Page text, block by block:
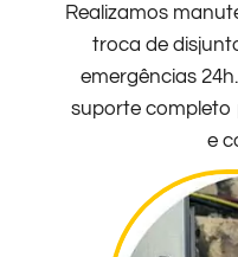
Realizamos
troca de
emergências
suporte completo
e